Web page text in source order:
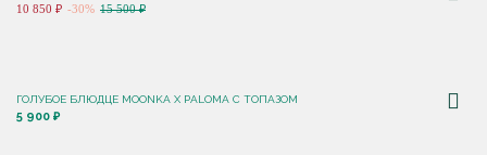
10 850 ₽ -30% 15 500 ₽
ГОЛУБОЕ БЛЮДЦЕ MOONKA X PALOMA С ТОПАЗОМ
5 900 ₽